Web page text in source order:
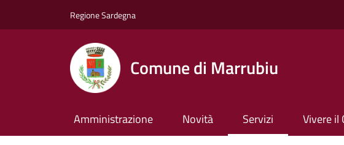
Regione Sardegna
Comune di Marrubiu
Amministrazione Novità Servizi Vivere il